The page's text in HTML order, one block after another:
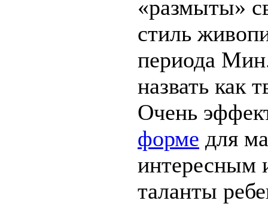
«размыты»
стиль
периода
назвать как
Очень
форме для
интересным
таланты